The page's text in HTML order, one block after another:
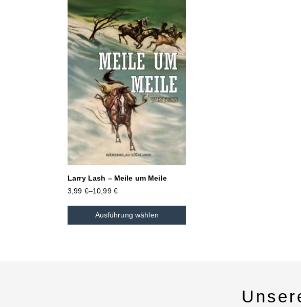
Larry Lash – Meile um Meile
3,99 €–10,99 €
Ausführung wählen